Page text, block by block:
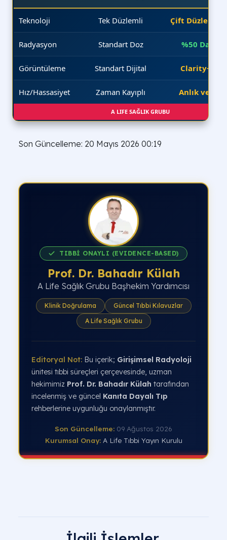
Teknoloji Tek Düzlemli Çift Düzlemli
Radyasyon Standart Doz %50 Daha
Görüntüleme Standart Dijital Clarity+
Hız/Hassasiyet Zaman Kayıplı Anlık ve
A LIFE SAĞLIK GRUBU
Son Güncelleme: 20 Mayıs 2026 00:19
TIBBİ ONAYLI (EVIDENCE-BASED)
Prof. Dr. Bahadır Külah
A Life Sağlık Grubu Başhekim Yardımcısı
Klinik Doğrulama
Güncel Tıbbi Kılavuzlar
A Life Sağlık Grubu
Editoryal Not: Bu içerik; Girişimsel Radyoloji
ünitesi tıbbi süreçleri çerçevesinde, uzman
hekimimiz Prof. Dr. Bahadır Külah tarafından
incelenmiş ve güncel Kanıta Dayalı Tıp
rehberlerine uygunluğu onaylanmıştır.
Son Güncelleme: 09 Ağustos 2026
Kurumsal Onay: A Life Tıbbi Yayın Kurulu